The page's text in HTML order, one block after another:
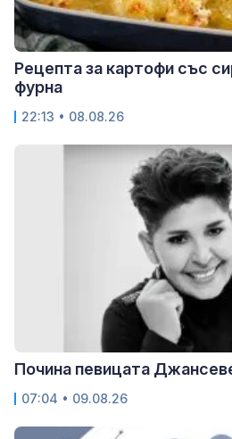
Рецепта за картофи със
фурна
22:13 • 08.08.26
Почина певицата
07:04 • 09.08.26